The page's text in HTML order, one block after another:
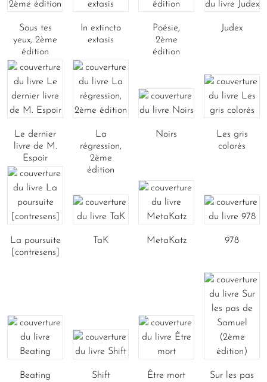
Sous tes
yeux, 2ème
édition
In extincto
extasis
Poésie,
2ème
édition
Judex
Le dernier
livre de M.
Espoir
La
régression,
2ème
édition
Noirs
Les gris
colorés
La poursuite
[contresens]
TaK MetaKatz 978
Beating Shift Être mort
Sur les pas